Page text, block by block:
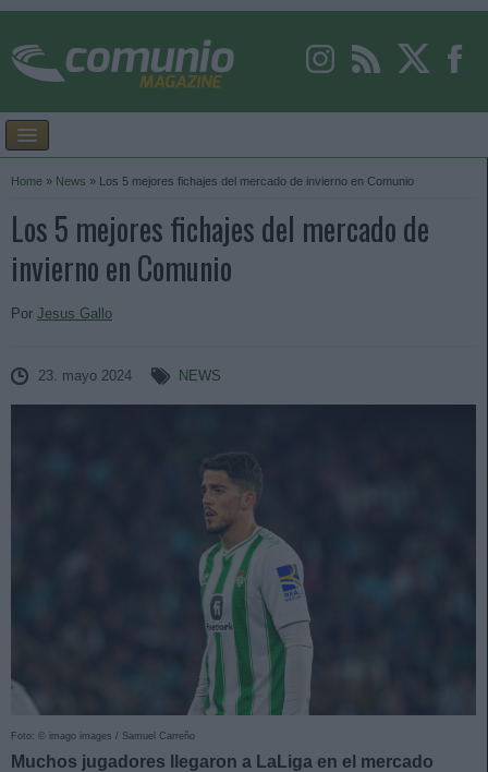
Home » News » Los 5 mejores fichajes del mercado de invierno en Comunio
Los 5 mejores fichajes del mercado de
invierno en Comunio
Por Jesus Gallo
23. mayo 2024 NEWS
Foto: © imago images / Samuel Carreño
Muchos jugadores llegaron a LaLiga en el mercado